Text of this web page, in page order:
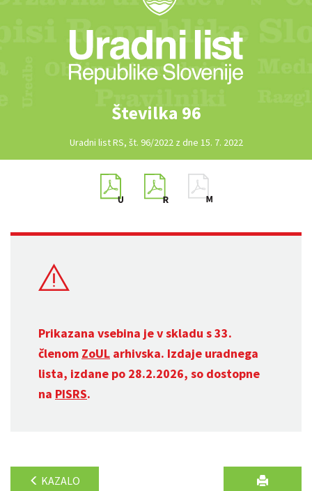
Številka 96
Uradni list RS, št. 96/2022 z dne 15. 7. 2022
Prikazana vsebina je v skladu s 33.
členom ZoUL arhivska. Izdaje uradnega
lista, izdane po 28.2.2026, so dostopne
na PISRS.
KAZALO